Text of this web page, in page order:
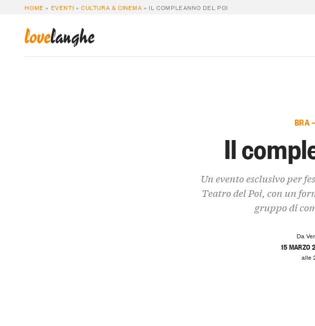
HOME » EVENTI »CULTURA & CINEMA » IL COMPLEANNO DEL POI
lovelanghe
BRA
Il
Un evento esclusivo per
Teatro del Poi, con un
gruppo di
Da
15 MARZO
alle